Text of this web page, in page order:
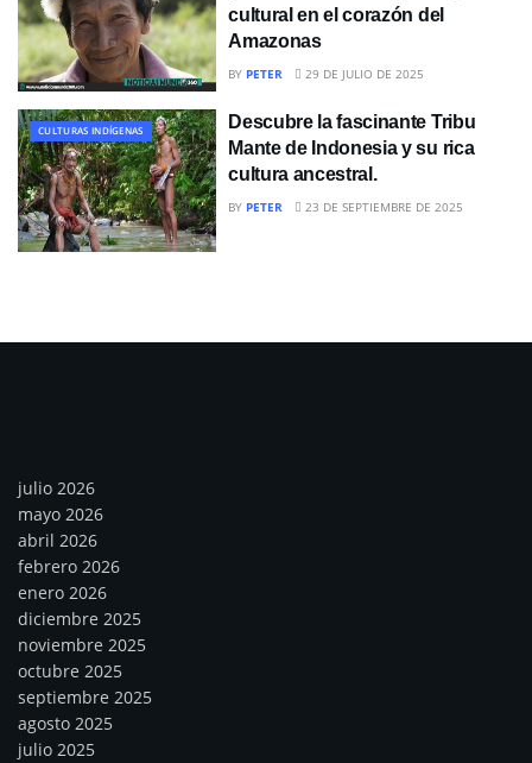
cultural en el corazón del
Amazonas
BY PETER 29 DE JULIO DE 2025
CULTURAS INDÍGENAS
Descubre la fascinante Tribu
Mante de Indonesia y su rica
cultura ancestral.
BY PETER 23 DE SEPTIEMBRE DE 2025
julio 2026
mayo 2026
abril 2026
febrero 2026
enero 2026
diciembre 2025
noviembre 2025
octubre 2025
septiembre 2025
agosto 2025
julio 2025